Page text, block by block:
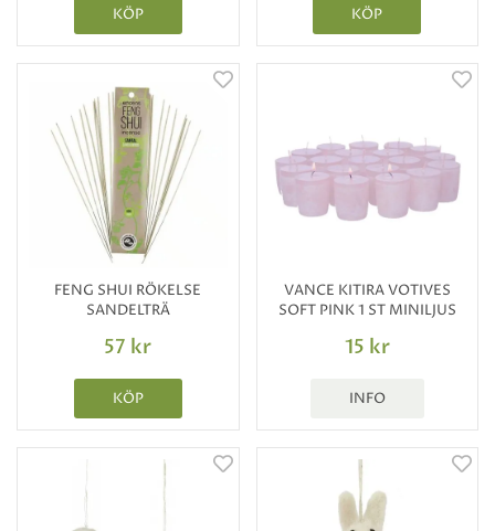
KÖP KÖP
FENG SHUI RÖKELSE
SANDELTRÄ
57 kr
KÖP
VANCE KITIRA VOTIVES
SOFT PINK 1 ST MINILJUS
15 kr
INFO